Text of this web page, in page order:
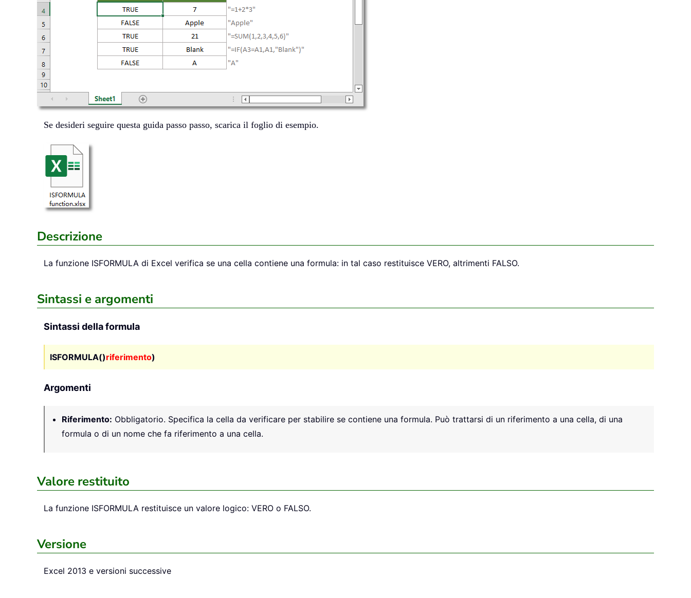
Se desideri seguire questa guida passo passo, scarica il foglio di esempio.
Descrizione
La funzione ISFORMULA di Excel verifica se una cella contiene una formula: in tal caso restituisce VERO, altrimenti FALSO.
Sintassi e argomenti
Sintassi della formula
ISFORMULA()riferimento)
Argomenti
Riferimento: Obbligatorio. Specifica la cella da verificare per stabilire se contiene una formula. Può trattarsi di un riferimento a una cella, di una
formula o di un nome che fa riferimento a una cella.
Valore restituito
La funzione ISFORMULA restituisce un valore logico: VERO o FALSO.
Versione
Excel 2013 e versioni successive